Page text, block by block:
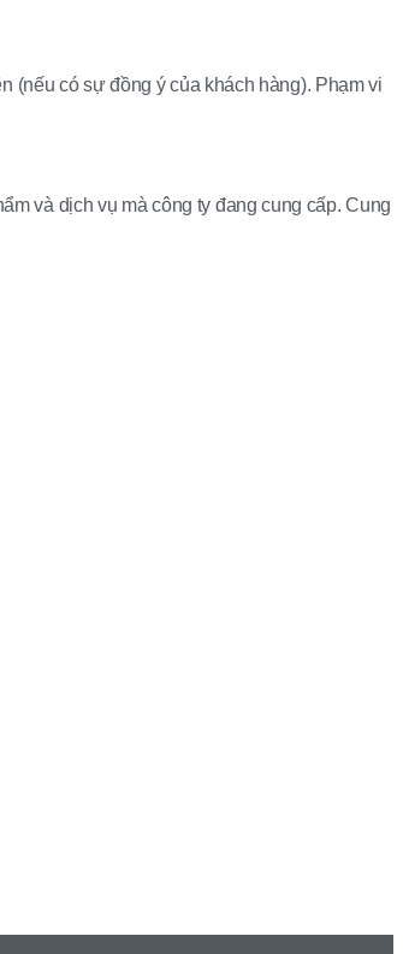
(nếu có sự đồng ý của khách hàng). Phạm vi
và dịch vụ mà công ty đang cung cấp. Cung